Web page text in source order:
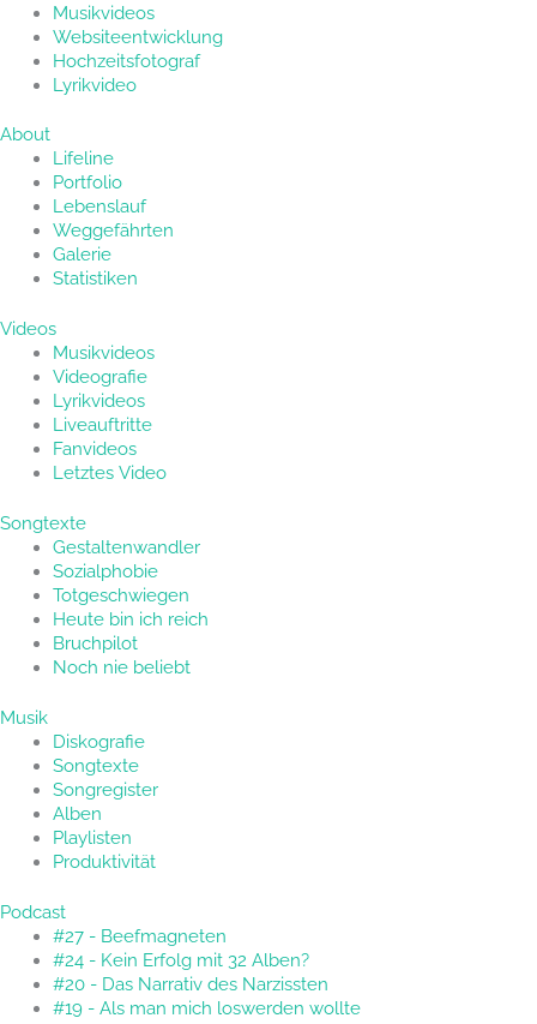
Musikvideos
Websiteentwicklung
Hochzeitsfotograf
Lyrikvideo
About
Lifeline
Portfolio
Lebenslauf
Weggefährten
Galerie
Statistiken
Videos
Musikvideos
Videografie
Lyrikvideos
Liveauftritte
Fanvideos
Letztes Video
Songtexte
Gestaltenwandler
Sozialphobie
Totgeschwiegen
Heute bin ich reich
Bruchpilot
Noch nie beliebt
Musik
Diskografie
Songtexte
Songregister
Alben
Playlisten
Produktivität
Podcast
#27 - Beefmagneten
#24 - Kein Erfolg mit 32 Alben?
#20 - Das Narrativ des Narzissten
#19 - Als man mich loswerden wollte